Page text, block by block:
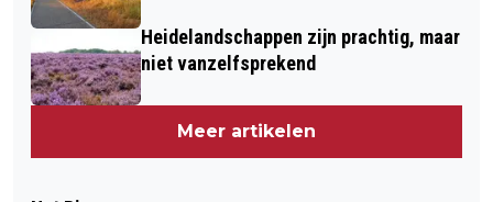
Heidelandschappen zijn prachtig, maar
niet vanzelfsprekend
Meer artikelen